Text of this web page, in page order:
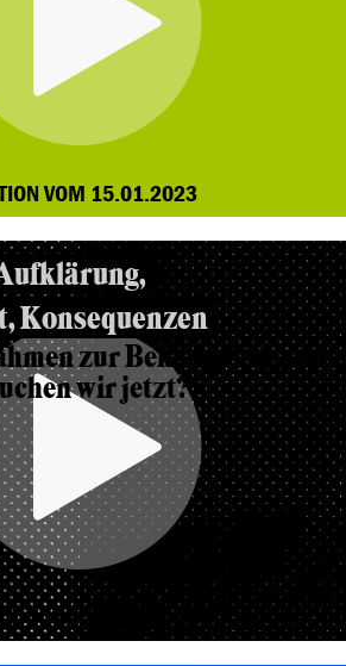
VOM 15.01.2023
Konsequenzen
zur Bekämpfung von
wir jetzt?
VOM 23.03.2021